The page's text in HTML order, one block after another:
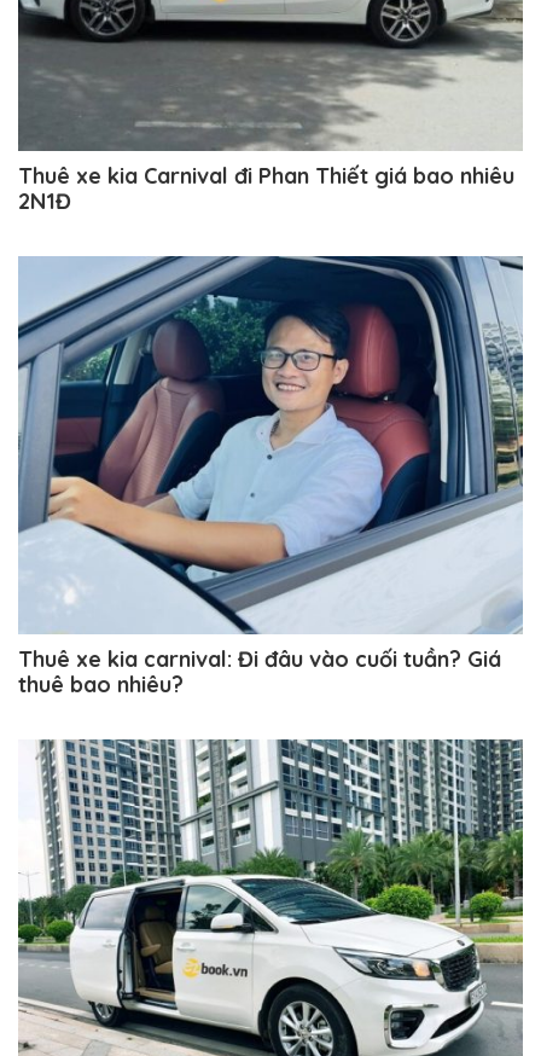
Thuê xe kia Carnival đi Phan Thiết giá bao nhiêu
2N1Đ
Thuê xe kia carnival: Đi đâu vào cuối tuần? Giá
thuê bao nhiêu?